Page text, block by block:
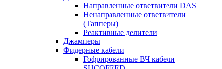
Направленные ответвители DAS
Ненаправленные ответвители
(Тапперы)
Реактивные делители
Джамперы
Фидерные кабели
Гофрированные ВЧ кабели